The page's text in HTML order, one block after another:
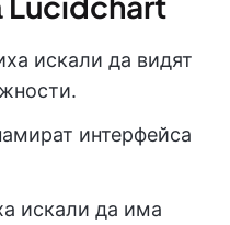
искали да видят
интерфейса
искали да има